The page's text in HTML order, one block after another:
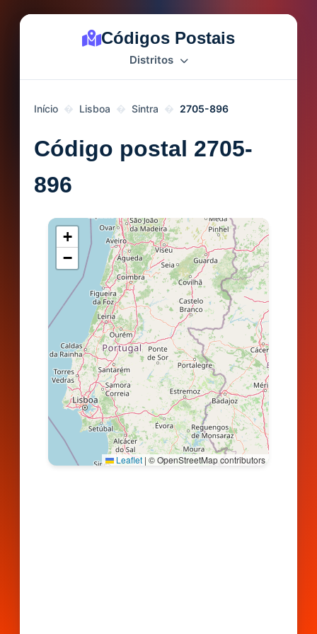
Códigos Postais
Distritos
Início Lisboa Sintra 2705-896
Código postal 2705-
896
+
−
Leaflet | © OpenStreetMap contributors